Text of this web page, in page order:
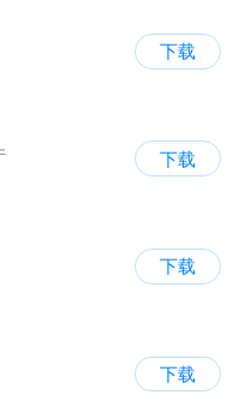
下载
下载
下载
下载